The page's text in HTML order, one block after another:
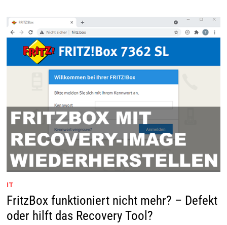
IT
FritzBox funktioniert nicht mehr? – Defekt
oder hilft das Recovery Tool?